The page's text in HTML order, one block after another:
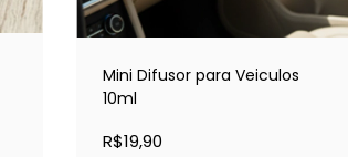
Mini Difusor para Veiculos
10ml
R$19,90